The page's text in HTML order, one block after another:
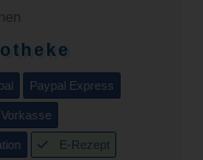
Paypal Express
Vorkasse
E-Rezept